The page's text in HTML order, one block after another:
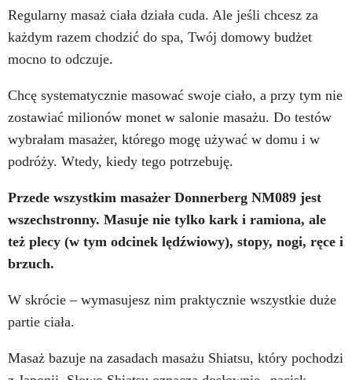
Regularny masaż ciała działa cuda. Ale jeśli chcesz za
każdym razem chodzić do spa, Twój domowy budżet
mocno to odczuje.
Chcę systematycznie masować swoje ciało, a przy tym nie
zostawiać milionów monet w salonie masażu. Do testów
wybrałam masażer, którego mogę używać w domu i w
podróży. Wtedy, kiedy tego potrzebuję.
Przede wszystkim masażer Donnerberg NM089 jest
wszechstronny. Masuje nie tylko kark i ramiona, ale
też plecy (w tym odcinek lędźwiowy), stopy, nogi, ręce i
brzuch.
W skrócie – wymasujesz nim praktycznie wszystkie duże
partie ciała.
Masaż bazuje na zasadach masażu Shiatsu, który pochodzi